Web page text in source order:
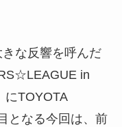
な反響を呼んだ
in
にTOYOTA
となる今回は、前